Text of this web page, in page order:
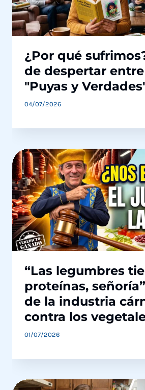
¿Por qué
de despertar
"Puyas y
04/07/2026
“Las legumbres
proteínas,
de la industria
contra los
01/07/2026